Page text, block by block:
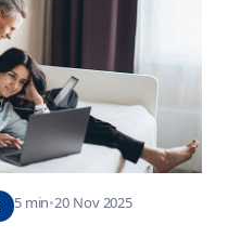
5 min•20 Nov 2025